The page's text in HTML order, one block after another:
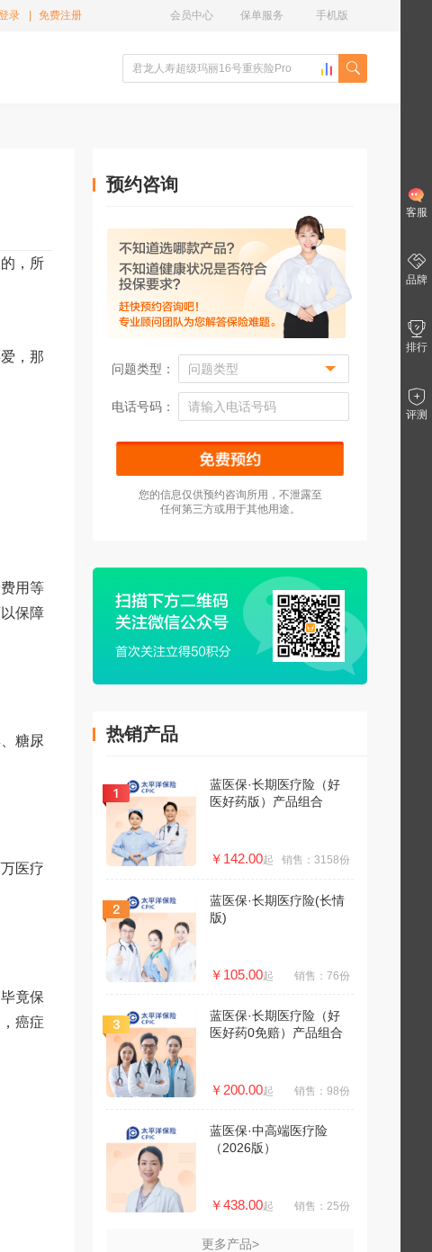
录 免费注册 手机版
保单服务
会员中心
，所
，那
用等
保障
糖尿
医疗
竟保
癌症
预约咨询
问题类型：
电话号码：
您的信息仅供预约咨询所用，不泄露至
任何第三方或用于其他用途。
热销产品
蓝医保·长期医疗险（好
医好药版）产品组合
￥142.00起 销售：3158份
蓝医保·长期医疗险(长情
版)
￥105.00起 销售：76份
蓝医保·长期医疗险（好
医好药0免赔）产品组合
￥200.00起 销售：98份
蓝医保·中高端医疗险
（2026版）
￥438.00起 销售：25份
更多产品>
客服
品牌
排行
评测